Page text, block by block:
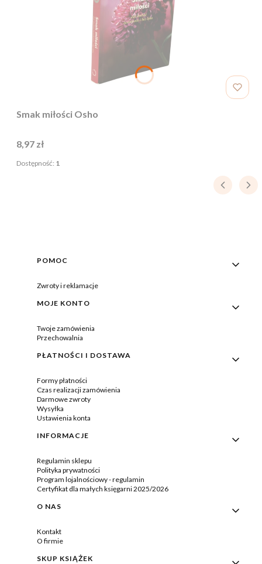
Smak miłości Osho
Cena
8,97 zł
Dostępność: 1
Linki w stopce
POMOC
Zwroty i reklamacje
MOJE KONTO
Twoje zamówienia
Przechowalnia
PŁATNOŚCI I DOSTAWA
Formy płatności
Czas realizacji zamówienia
Darmowe zwroty
Wysyłka
Ustawienia konta
INFORMACJE
Regulamin sklepu
Polityka prywatności
Program lojalnościowy - regulamin
Certyfikat dla małych księgarni 2025/2026
O NAS
Kontakt
O firmie
SKUP KSIĄŻEK